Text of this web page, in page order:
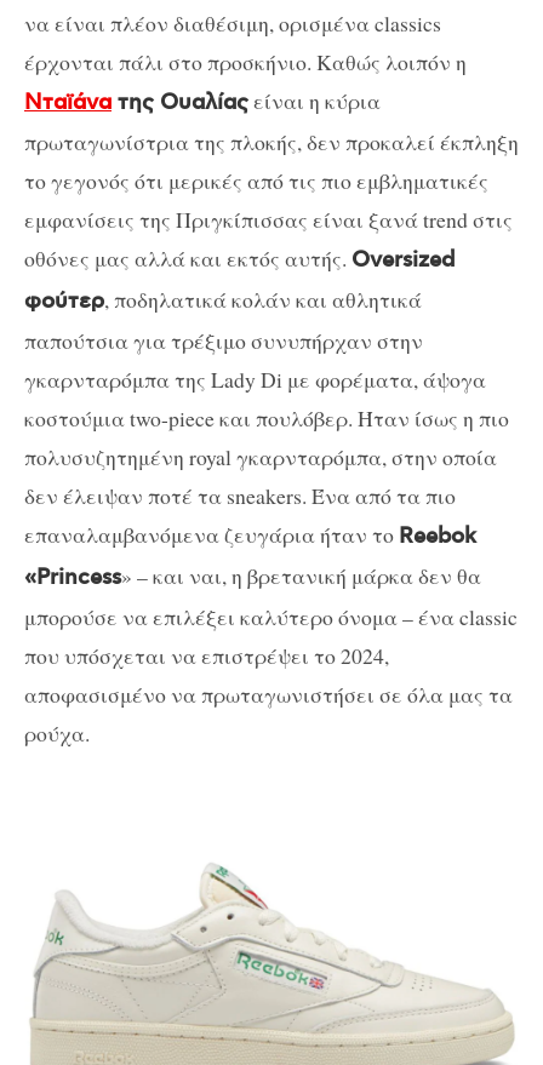
να είναι πλέον διαθέσιμη, ορισμένα classics
έρχονται πάλι στο προσκήνιο. Καθώς λοιπόν η
Νταϊάνα της Ουαλίαςείναι η κύρια
πρωταγωνίστρια της πλοκής, δεν προκαλεί έκπληξη
το γεγονός ότι μερικές από τις πιο εμβληματικές
εμφανίσεις της Πριγκίπισσας είναι ξανά trend στις
οθόνες μας αλλά και εκτός αυτής. Oversized
φούτερ, ποδηλατικά κολάν και αθλητικά
παπούτσια για τρέξιμο συνυπήρχαν στην
γκαρνταρόμπα της Lady Di με φορέματα, άψογα
κοστούμια two-piece και πουλόβερ. Ήταν ίσως η πιο
πολυσυζητημένη royal γκαρνταρόμπα, στην οποία
δεν έλειψαν ποτέ τα sneakers. Ένα από τα πιο
επαναλαμβανόμενα ζευγάρια ήταν το Reebok
«Princess» – και ναι, η βρετανική μάρκα δεν θα
μπορούσε να επιλέξει καλύτερο όνομα – ένα classic
που υπόσχεται να επιστρέψει το 2024,
αποφασισμένο να πρωταγωνιστήσει σε όλα μας τα
ρούχα.